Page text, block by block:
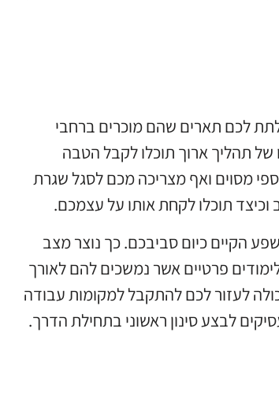
לכם תארים שהם מוכרים ברחבי
תהליך ארוך תוכלו לקבל הטבה
מסוים ואף מצריכה מכם לסגל שגרת
תוכלו לקחת אותו על עצמכם.
הקיים כיום סביבכם. כך נוצר מצב
פרטיים אשר נמשכים להם לאורך
לעזור לכם להתקבל למקומות עבודה
לבצע סינון ראשוני בתחילת הדרך.